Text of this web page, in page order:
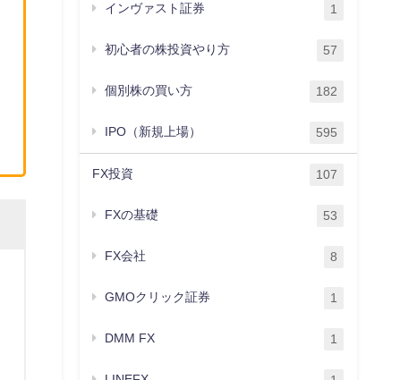
インヴァスト証券 1
初心者の株投資やり方 57
個別株の買い方 182
IPO（新規上場） 595
FX投資 107
FXの基礎 53
FX会社 8
GMOクリック証券 1
DMM FX 1